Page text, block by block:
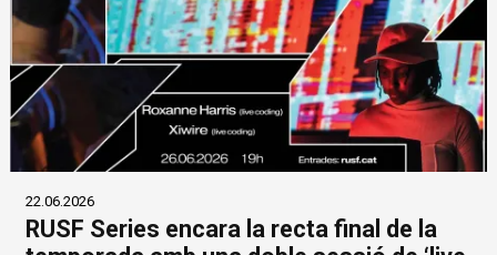
22.06.2026
RUSF Series encara la recta final de la